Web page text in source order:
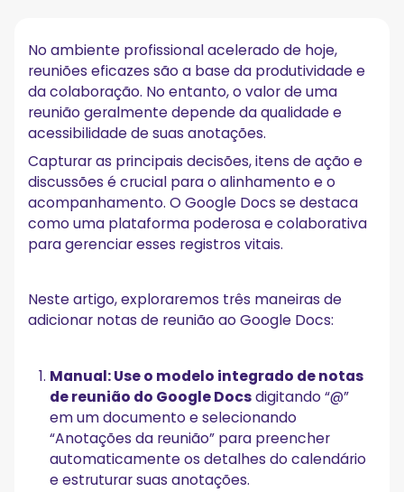
Google Docs (modo manual)
Método 2: transcrever gravações de reuniões para o
Google Docs (rota semi-manual)
Método 3: Aproveitando assistentes de reunião de
IA, como MeetGeek (rota automatizada)
Escolhendo o método certo para suas necessidades
Como compartilhar notas de reuniões do Google
Docs com outras pessoas?
Perguntas frequentes: notas de reunião do Google
Agenda
Como faço para criar notas de reunião no Google Agenda?‍
Como faço para remover notas de reunião do Google
Agenda?‍
No ambiente profissional acelerado de hoje,
reuniões eficazes são a base da produtividade e
da colaboração. No entanto, o valor de uma
reunião geralmente depende da qualidade e
acessibilidade de suas anotações.
Capturar as principais decisões, itens de ação e
discussões é crucial para o alinhamento e o
acompanhamento. O Google Docs se destaca
como uma plataforma poderosa e colaborativa
para gerenciar esses registros vitais.
Neste artigo, exploraremos três maneiras de
adicionar notas de reunião ao Google Docs:
Manual: Use o modelo integrado de notas
de reunião do Google Docsdigitando “@”
em um documento e selecionando
“Anotações da reunião” para preencher
automaticamente os detalhes do calendário
e estruturar suas anotações.